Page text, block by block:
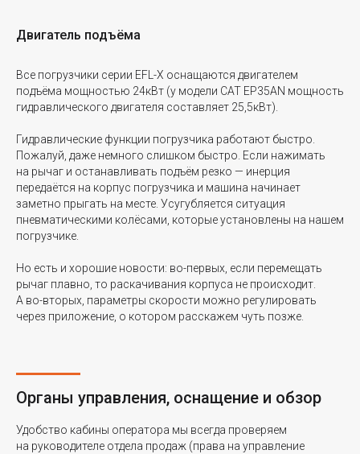
Двигатель подъёма
Все погрузчики серии EFL-X оснащаются двигателем
подъёма мощностью 24кВт (у модели CAT EP35AN мощность
гидравлического двигателя составляет 25,5кВт).
Гидравлические функции погрузчика работают быстро.
Пожалуй, даже немного слишком быстро. Если нажимать
на рычаг и останавливать подъём резко — инерция
передаётся на корпус погрузчика и машина начинает
заметно прыгать на месте. Усугубляется ситуация
пневматическими колёсами, которые установлены на нашем
погрузчике.
Но есть и хорошие новости: во-первых, если перемещать
рычаг плавно, то раскачивания корпуса не происходит.
А во-вторых, параметры скорости можно регулировать
через приложение, о котором расскажем чуть позже.
Органы управления, оснащение и обзор
Удобство кабины оператора мы всегда проверяем
на руководителе отдела продаж (права на управление